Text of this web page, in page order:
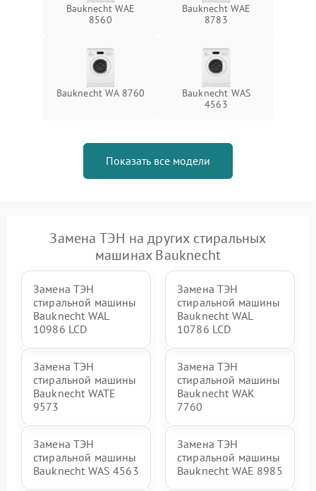
Bauknecht WAE
8560
Bauknecht WAE
8783
Bauknecht WA 8760
Bauknecht WAS
4563
Показать все модели
Замена ТЭН на других стиральных
машинах Bauknecht
Замена ТЭН
стиральной машины
Bauknecht WAL
10986 LCD
Замена ТЭН
стиральной машины
Bauknecht WAL
10786 LCD
Замена ТЭН
стиральной машины
Bauknecht WATE
9573
Замена ТЭН
стиральной машины
Bauknecht WAK
7760
Замена ТЭН
стиральной машины
Bauknecht WAS 4563
Замена ТЭН
стиральной машины
Bauknecht WAE 8985